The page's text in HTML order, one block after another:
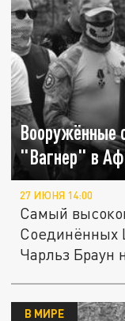
Вооружённые
"Вагнер" в
27 ИЮНЯ 14:00
Самый
Соединённых
Чарльз Браун
В МИРЕ